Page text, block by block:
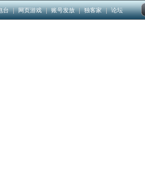
台 | 网页游戏 | 账号发放 | 独客家 | 论坛